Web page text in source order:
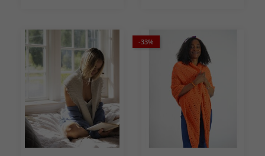
-33%